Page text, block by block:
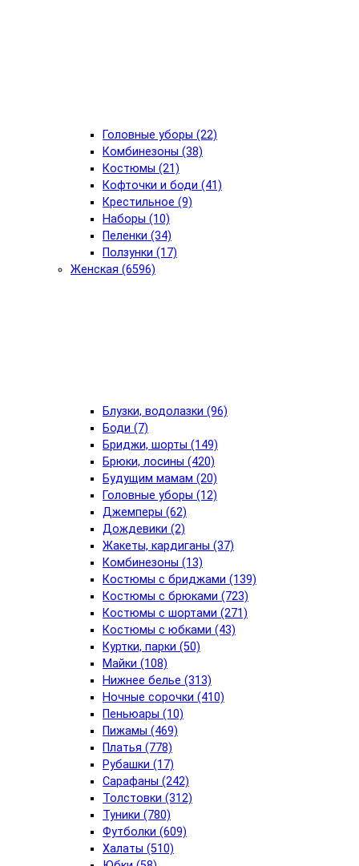
Головные уборы (22)
Комбинезоны (38)
Костюмы (21)
Кофточки и боди (41)
Крестильное (9)
Наборы (10)
Пеленки (34)
Ползунки (17)
Женская (6596)
Блузки, водолазки (96)
Боди (7)
Бриджи, шорты (149)
Брюки, лосины (420)
Будущим мамам (20)
Головные уборы (12)
Джемперы (62)
Дождевики (2)
Жакеты, кардиганы (37)
Комбинезоны (13)
Костюмы с бриджами (139)
Костюмы с брюками (723)
Костюмы с шортами (271)
Костюмы с юбками (43)
Куртки, парки (50)
Майки (108)
Нижнее белье (313)
Ночные сорочки (410)
Пеньюары (10)
Пижамы (469)
Платья (778)
Рубашки (17)
Сарафаны (242)
Толстовки (312)
Туники (780)
Футболки (609)
Халаты (510)